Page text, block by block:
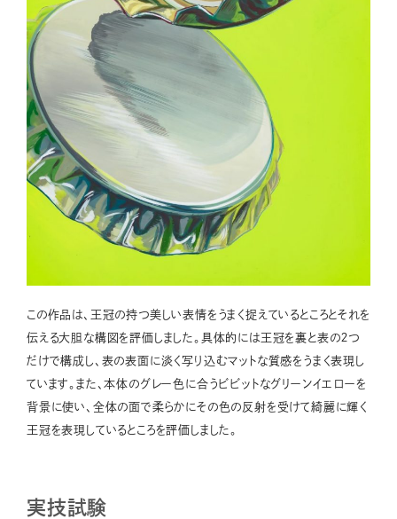
この作品は、王冠の持つ美しい表情をうまく捉えているところとそれを
伝える大胆な構図を評価しました。具体的には王冠を裏と表の２つ
だけで構成し、表の表面に淡く写り込むマットな質感をうまく表現し
ています。また、本体のグレー色に合うビビットなグリーンイエローを
背景に使い、全体の面で柔らかにその色の反射を受けて綺麗に輝く
王冠を表現しているところを評価しました。
実技試験